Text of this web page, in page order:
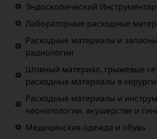
Эндоскопический
Лабораторные расходные
Расходные материалы и
радиологии
Шовный материал, грыжевые
расходные материалы в
Расходные материалы и
неонатологии, акушерстве и
Медицинская одежда и обувь